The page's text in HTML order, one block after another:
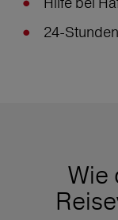
24-
Wie